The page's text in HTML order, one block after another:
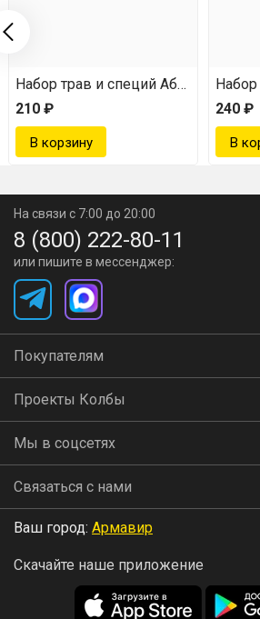
Набор трав и специй Абсент
210 ₽
Набор
240 ₽
На связи с 7:00 до 20:00
8 (800) 222-80-11
или пишите в мессенджер:
Покупателям
Проекты Колбы
Мы в соцсетях
Связаться с нами
Ваш город: Армавир
Скачайте наше приложение